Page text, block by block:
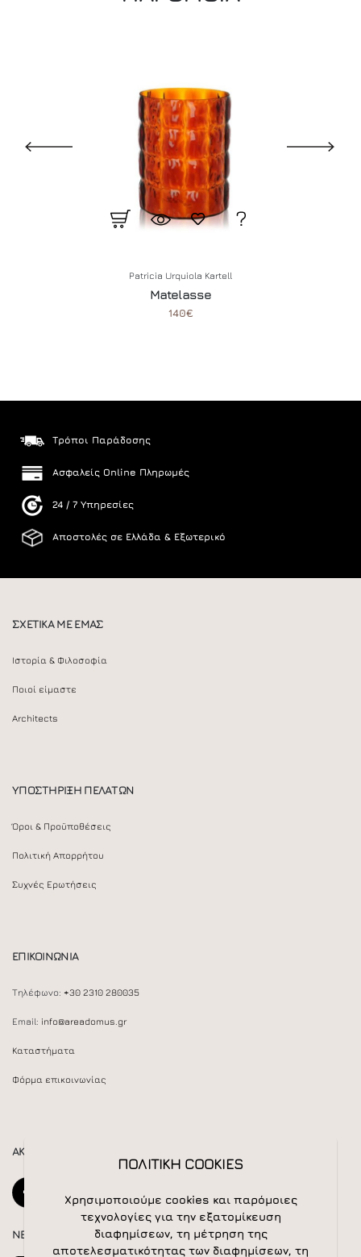
Patricia Urquiola Kartell
Matelasse
140€
Τρόποι Παράδοσης
Ασφαλείς Online Πληρωμές
24 / 7 Υπηρεσίες
Αποστολές σε Ελλάδα & Εξωτερικό
ΣΧΕΤΙΚΑ ΜΕ ΕΜΑΣ
Ιστορία & Φιλοσοφία
Ποιοί είμαστε
Architects
ΥΠΟΣΤΗΡΙΞΗ ΠΕΛΑΤΩΝ
Όροι & Προϋποθέσεις
Πολιτική Απορρήτου
Συχνές Ερωτήσεις
ΕΠΙΚΟΙΝΩΝΙΑ
Τηλέφωνο: +30 2310 280035
Email: info@areadomus.gr
Καταστήματα
Φόρμα επικοινωνίας
ΑΚΟΛΟΥΘΕΙΣΤΕ ΜΑΣ
NEWSLETTER
ΠΟΛΙΤΙΚΗ COOKIES
Χρησιμοποιούμε cookies και παρόμοιες
τεχνολογίες για την εξατομίκευση
διαφημίσεων, τη μέτρηση της
αποτελεσματικότητας των διαφημίσεων, τη